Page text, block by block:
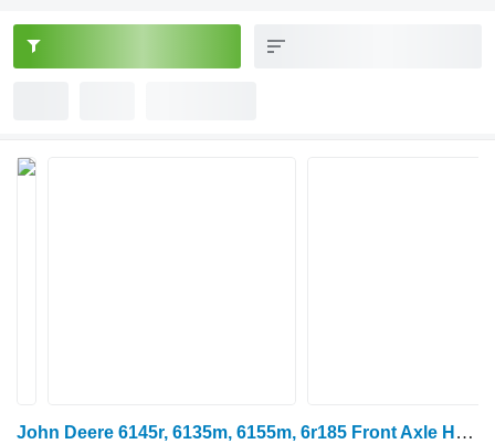
John Deere 6145r, 6135m, 6155m, 6r185 Front Axle Housing L220124, 750.01.07 750.01.059.61 axelhus till hjultraktor